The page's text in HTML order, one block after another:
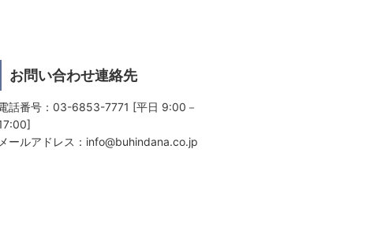
お問い合わせ連絡先
話番号：03-6853-7771 [平日 9:00－
メールアドレス： info@buhindana.co.jp